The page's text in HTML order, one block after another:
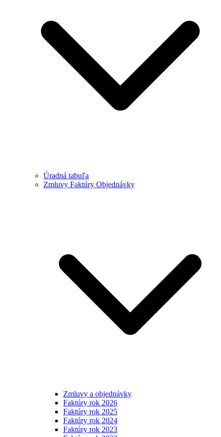
Úradná tabuľa
Zmluvy Faktúry Objednávky
Zmluvy a objednávky
Faktúry rok 2026
Faktúry rok 2025
Faktúry rok 2024
Faktúry rok 2023